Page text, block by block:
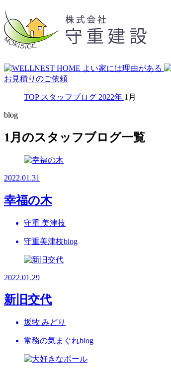
お見積りのご依頼
TOP スタッフブログ 2022年 1月
blog
1月のスタッフブログ一覧
2022.01.31
幸福の木
守重 美津技
守重美津枝blog
2022.01.29
新旧交代
坂牧 みどり
常務の気まぐれblog